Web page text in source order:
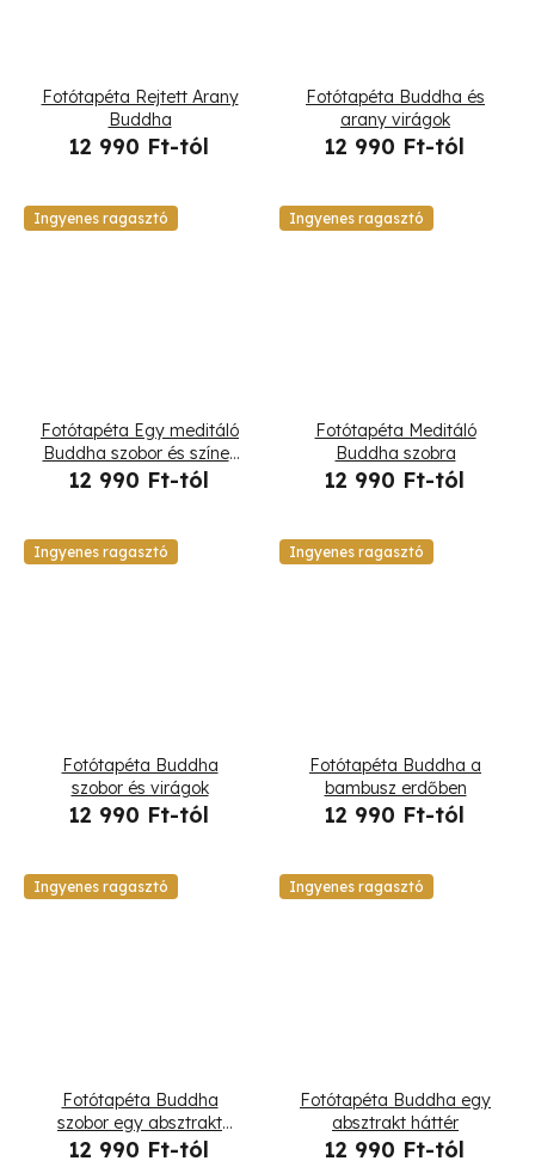
Fotótapéta Rejtett Arany
Buddha
12 990 Ft-tól
Fotótapéta Buddha és
arany virágok
12 990 Ft-tól
Ingyenes ragasztó
Fotótapéta Egy meditáló
Buddha szobor és színes
virágok
12 990 Ft-tól
Ingyenes ragasztó
Fotótapéta Meditáló
Buddha szobra
12 990 Ft-tól
Ingyenes ragasztó
Fotótapéta Buddha
szobor és virágok
12 990 Ft-tól
Ingyenes ragasztó
Fotótapéta Buddha a
bambusz erdőben
12 990 Ft-tól
Ingyenes ragasztó
Fotótapéta Buddha
szobor egy absztrakt
háttér
12 990 Ft-tól
Ingyenes ragasztó
Fotótapéta Buddha egy
absztrakt háttér
12 990 Ft-tól